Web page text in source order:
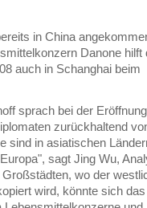
in China
Danone hilft
auch in Schanghai beim
sprach bei der
zurückhaltend
sind in asiatischen
sagt Jing Wu,
wo der
wird, könnte sich